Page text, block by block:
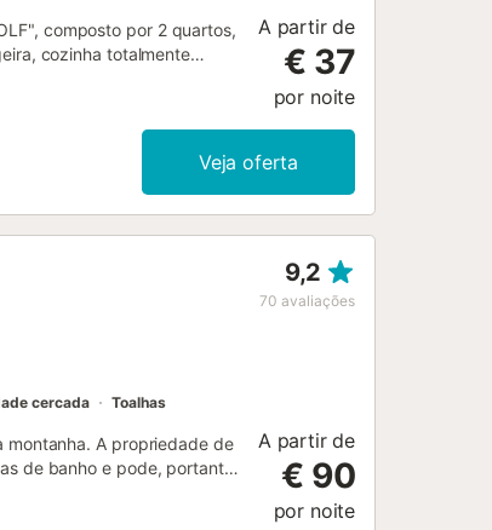
composto por 2 quartos,
cozinha totalmente
internacional de
tem uma localização única
ténis Club del Sol com 12
espectaculares sobre o
padel, bar-restaurante de
A partir de
€ 37
por noite
Veja oferta
9,2
70 avaliações
cercada Toalhas
montanha. A propriedade de
de banho e pode, portanto,
de lavar roupa. Um
A partir de
€ 90
por noite